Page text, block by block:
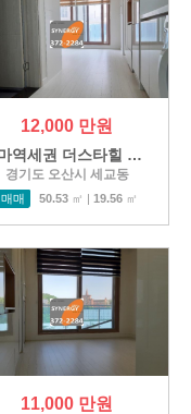
12,000 만원
세마역세권 더스타힐 복층 오…
경기도 오산시 세교동
매매 50.53 ㎡ | 19.56 ㎡
11,000 만원